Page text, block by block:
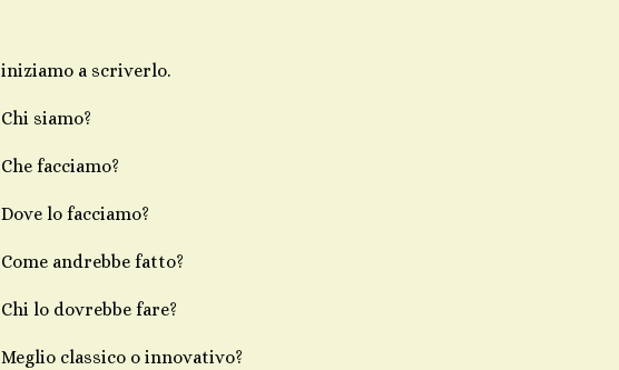
iniziamo a scriverlo.
Chi siamo?
Che facciamo?
Dove lo facciamo?
Come andrebbe fatto?
Chi lo dovrebbe fare?
Meglio classico o innovativo?